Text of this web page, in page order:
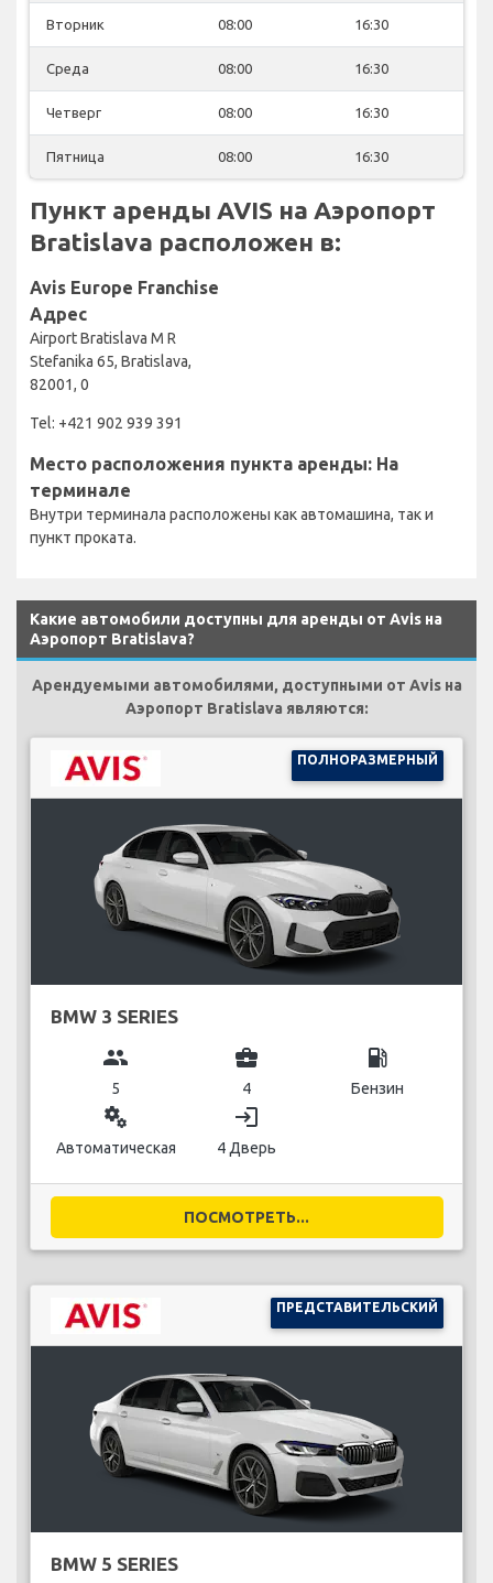
Вторник 08:00 16:30
Среда 08:00 16:30
Четверг 08:00 16:30
Пятница 08:00 16:30
Пункт аренды AVIS на Аэропорт
Bratislava расположен в:
Avis Europe Franchise
Адрес
Airport Bratislava M R
Stefanika 65, Bratislava,
82001, 0
Tel: +421 902 939 391
Место расположения пункта аренды: На
терминале
Внутри терминала расположены как автомашина, так и
пункт проката.
Какие автомобили доступны для аренды от Avis на
Аэропорт Bratislava?
Арендуемыми автомобилями, доступными от Avis на
Аэропорт Bratislava являются:
ПОЛНОРАЗМЕРНЫЙ
BMW 3 SERIES
group
5
business_center
4
local_gas_station
Бензин
miscellaneous_services
Автоматическая
login
4 Дверь
ПОСМОТРЕТЬ...
ПРЕДСТАВИТЕЛЬСКИЙ
BMW 5 SERIES